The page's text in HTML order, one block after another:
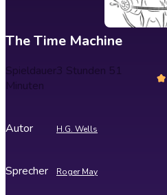
The Time Machine
Spieldauer3 Stunden 51
Minuten
Autor H.G. Wells
Sprecher Roger May